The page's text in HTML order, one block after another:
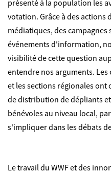
présenté à la population les
votation. Grâce à des actions
médiatiques, des campagnes
événements d'information,
visibilité de cette question
entendre nos arguments. Les
et les sections régionales
de distribution de dépliants
bénévoles au niveau local,
s'impliquer dans les débats
Le travail du WWF et des